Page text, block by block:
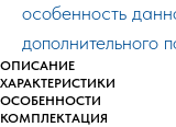
особенность
дополнительного
ОПИСАНИЕ
ХАРАКТЕРИСТИКИ
ОСОБЕННОСТИ
КОМПЛЕКТАЦИЯ